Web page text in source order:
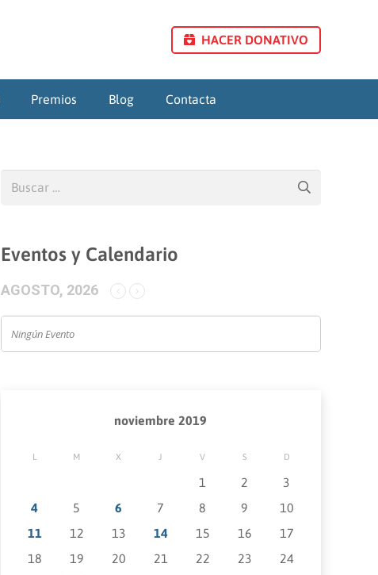
HACER DONATIVO
Premios Blog Contacta
Buscar:
Eventos y Calendario
AGOSTO, 2026
Ningún Evento
noviembre 2019
L M X J V S D
1 2
3
4
5 6 7 8 9
10
11
12 13 14 15 16
17
18
19 20 21 22 23
24